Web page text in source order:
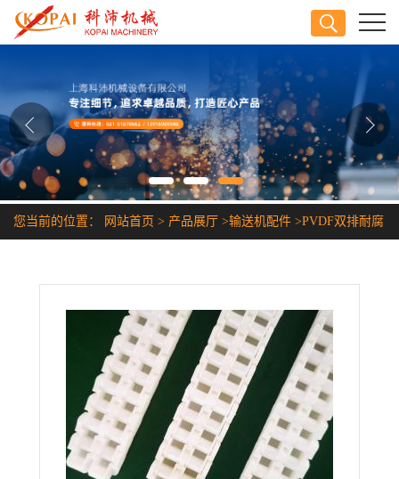
公司介绍
公司动态
产品展厅
证书荣誉
您当前的位置： 网站首页 > 产品展厅 >输送机配件 >PVDF双排耐腐